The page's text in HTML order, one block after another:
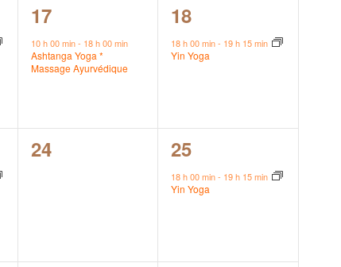
1
évènement,
17
10 h 00 min- 18 h 00 min
Ashtanga Yoga *
Massage Ayurvédique
1
évènement,
18
18 h 00 min- 19 h 15 min
Yin Yoga
0
24
1
évènement,
25
18 h 00 min- 19 h 15 min
Yin Yoga